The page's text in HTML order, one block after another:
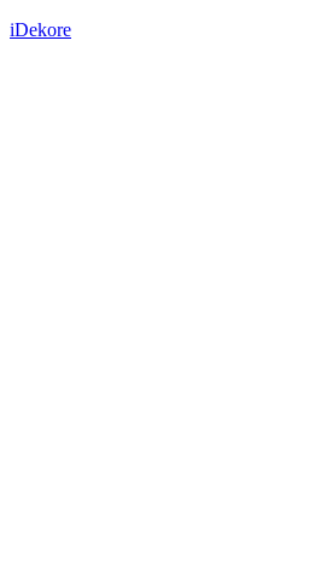
iDekore